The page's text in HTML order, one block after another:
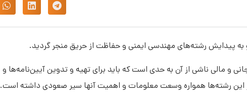
پیدایش رشته‌های مهندسی ایمنی و حفاظت از حریق منجر گردید.
مالی ناشی از آن به حدی است که باید برای تهیه و تدوین آیین‌نامه‌ها و
این رشته‌ها همواره وسعت معلومات و اهمیت آنها سیر صعودی داشته است.